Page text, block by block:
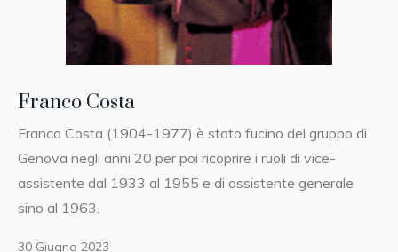
Franco Costa
Franco Costa (1904-1977) è stato fucino del gruppo di
Genova negli anni 20 per poi ricoprire i ruoli di vice-
assistente dal 1933 al 1955 e di assistente generale
sino al 1963.
30 Giugno 2023